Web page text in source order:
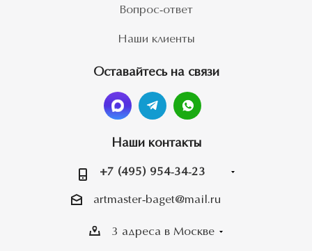
Вопрос-ответ
Наши клиенты
Оставайтесь на связи
Наши контакты
+7 (495) 954-34-23
artmaster-baget@mail.ru
3 адреса в Москве